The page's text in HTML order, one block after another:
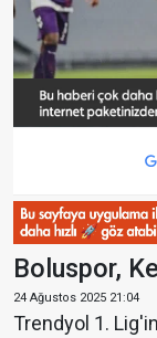
Boluspor,
24 Ağustos 2025 21:04
Trendyol 1.